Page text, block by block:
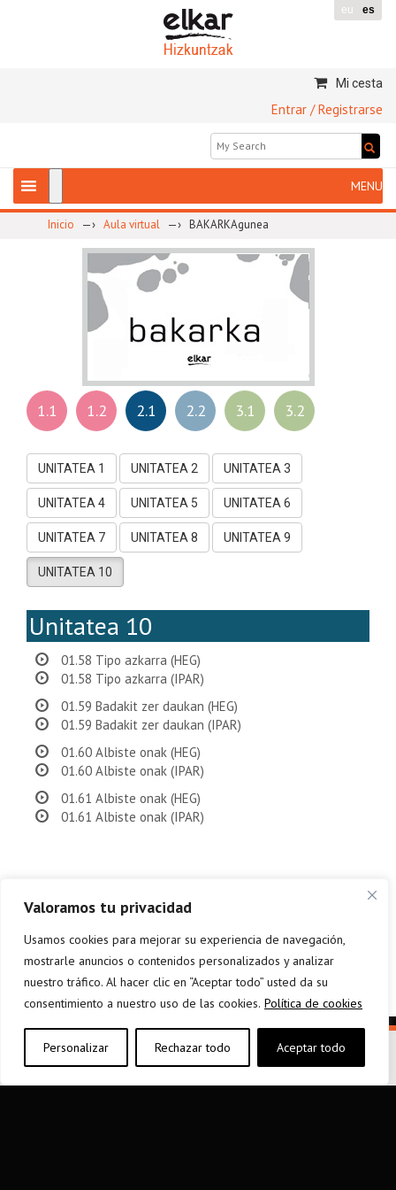
Valoramos tu privacidad
Usamos cookies para mejorar su experiencia de navegación,
mostrarle anuncios o contenidos personalizados y analizar
nuestro tráfico. Al hacer clic en “Aceptar todo” usted da su
consentimiento a nuestro uso de las cookies. Política de cookies
Personalizar Rechazar todo Aceptar todo
eu es
Mi cesta
Entrar / Registrarse
Inicio —› Aula virtual —› BAKARKAgunea
1.1 1.2 2.1 2.2 3.1 3.2
UNITATEA 1 UNITATEA 2 UNITATEA 3
UNITATEA 4 UNITATEA 5 UNITATEA 6
UNITATEA 7 UNITATEA 8 UNITATEA 9
UNITATEA 10
Unitatea 10
01.58 Tipo azkarra (HEG)
01.58 Tipo azkarra (IPAR)
01.59 Badakit zer daukan (HEG)
01.59 Badakit zer daukan (IPAR)
01.60 Albiste onak (HEG)
01.60 Albiste onak (IPAR)
01.61 Albiste onak (HEG)
01.61 Albiste onak (IPAR)